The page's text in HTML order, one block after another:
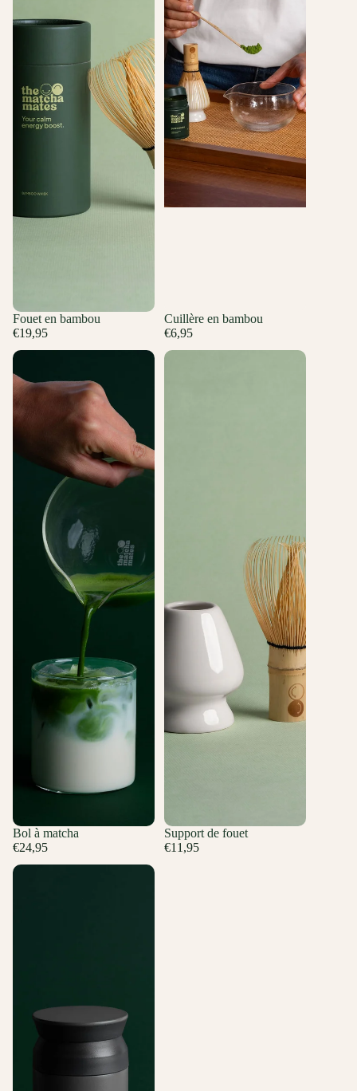
Fouet en bambou
€19,95
Cuillère en bambou
€6,95
Bol à matcha
Bol à matcha
€24,95
Support de fouet
Support de fouet
€11,95
Gobelet à emporter